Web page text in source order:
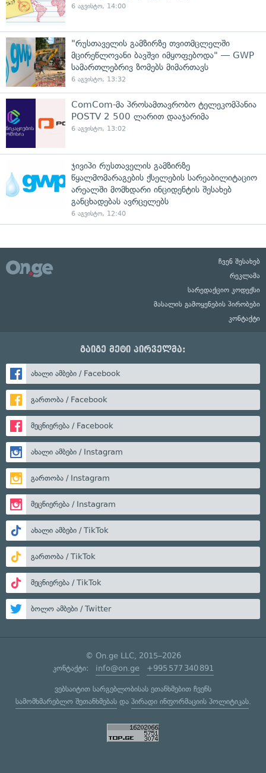
6 აგვისტო, 14:00
"რუსთაველის გამზირზე თვითმცლელში
მცირეწლოვანი ბავშვი იმყოფებოდა" — GWP
სამართლებრივ ზომებს მიმართავს
6 აგვისტო, 13:32
ComCom-მა პროსამთავრობო ტელეკომპანია
POSTV 2 500 ლარით დააჯარიმა
6 აგვისტო, 13:02
ჯივიპი რუსთაველის გამზირზე
წყალმომარაგების ქსელების სარეაბილიტაციო
არეალში მომხდარი ინციდენტის შესახებ
განცხადებას ავრცელებს
6 აგვისტო, 12:40
ჩვენ შესახებ
რეკლამა
სარედაქციო კოდექსი
მასალის გამოყენების პირობები
კონტაქტი
გაიგე მეტი პირველმა:
ახალი ამბები / Facebook
გართობა / Facebook
მეცნიერება / Facebook
ახალი ამბები / Instagram
გართობა / Instagram
მეცნიერება / Instagram
ახალი ამბები / TikTok
გართობა / TikTok
მეცნიერება / TikTok
ბოლო ამბები / Twitter
© On.ge LLC, 2015–2026
კონტაქტი: info@on.ge +995 577 340 891
ვებსაიტით სარგებლობისას ეთანხმებით ჩვენს
სამომხმარებლო შეთანხმებასდა პირადი ინფორმაციის პოლიტიკას.